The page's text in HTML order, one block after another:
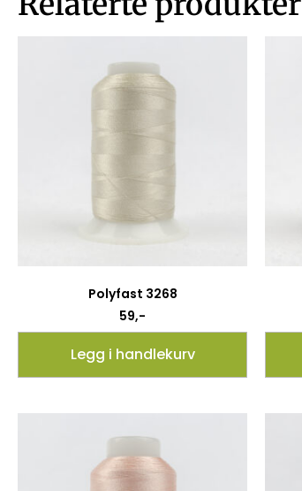
Polyfast 3268
59,-
Legg i handlekurv